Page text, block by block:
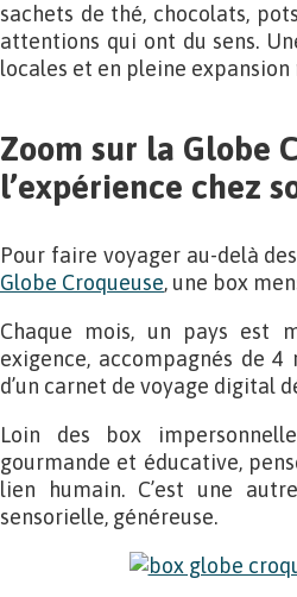
sachets de thé, chocolats,
attentions qui ont du sens.
locales et en pleine expansion
Zoom sur la Globe
l’expérience chez
Pour faire voyager au-delà
Globe Croqueuse, une box
Chaque mois, un pays est
exigence, accompagnés de
d’un carnet de voyage digital
Loin des box
gourmande et éducative,
lien humain. C’est une
sensorielle, généreuse.